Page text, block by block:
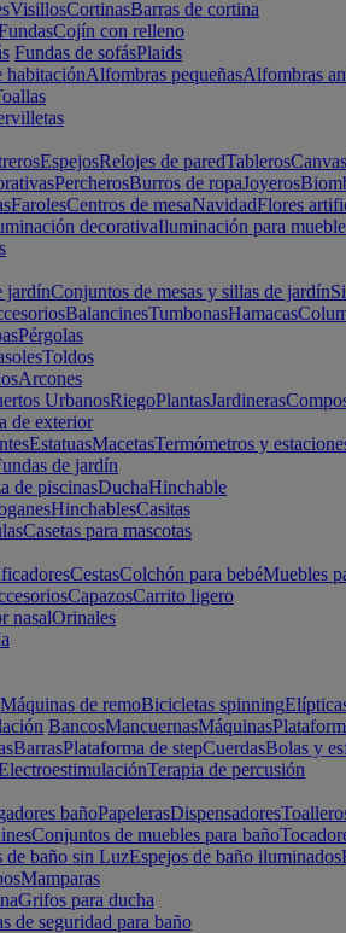
VisillosCortinasBarras de cortina
Cojín con relleno
Fundas de sofásPlaids
habitaciónAlfombras pequeñasAlfombras
EspejosRelojes de paredTablerosCanvas
PercherosBurros de ropaJoyeros
FarolesCentros de mesaNavidadFlores
decorativaIluminación para
jardínConjuntos de mesas y sillas de jardín
BalancinesTumbonasHamacas
Pérgolas
Toldos
Arcones
UrbanosRiegoPlantasJardineras
de exterior
EstatuasMacetasTermómetros y
de jardín
de piscinasDuchaHinchable
HinchablesCasitas
Casetas para mascotas
CestasColchón para bebéMuebles
CapazosCarrito ligero
nasalOrinales
Máquinas de remoBicicletas spinning
BancosMancuernasMáquinas
BarrasPlataforma de stepCuerdasBolas y
Terapia de percusión
bañoPapelerasDispensadores
Conjuntos de muebles para baño
de baño sin LuzEspejos de baño iluminados
Mamparas
Grifos para ducha
de seguridad para baño